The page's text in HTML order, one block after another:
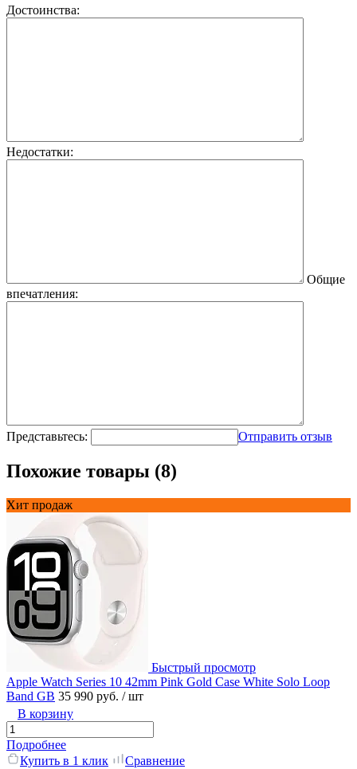
Достоинства:
Недостатки:
Общие
впечатления:
Представьтесь: Отправить отзыв
Похожие товары (8)
Хит продаж
Быстрый просмотр
Apple Watch Series 10 42mm Pink Gold Case White Solo Loop
Band GB 35 990 руб. / шт
В корзину
Подробнее
Купить в 1 клик
Сравнение